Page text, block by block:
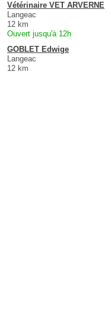
Vétérinaire VET ARVERNE
Langeac
12 km
Ouvert jusqu'à 12h
GOBLET Edwige
Langeac
12 km